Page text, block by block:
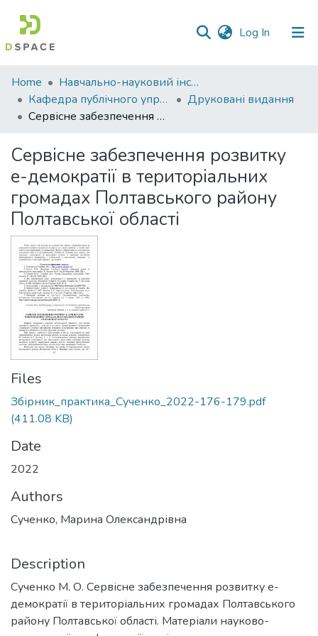
Log In (current)
Communities
&
Collections
Statistics
Home
Навчально-науковий інститут економіки, управління, права та інформаційних технологій
Кафедра публічного управління та адміністрування
Друковані видання
Сервісне забезпечення розвитку е-демократії в територіальних громадах Полтавського району Полтавської області
Сервісне забезпечення розвитку
е-демократії в територіальних
громадах Полтавського району
Полтавської області
Files
Збірник_практика_Сученко_2022-176-179.pdf
(411.08 KB)
Date
2022
Authors
Сученко, Марина Олександрівна
Description
Сученко М. О. Сервісне забезпечення розвитку е-
демократії в територіальних громадах Полтавського
району Полтавської області. Матеріали науково-